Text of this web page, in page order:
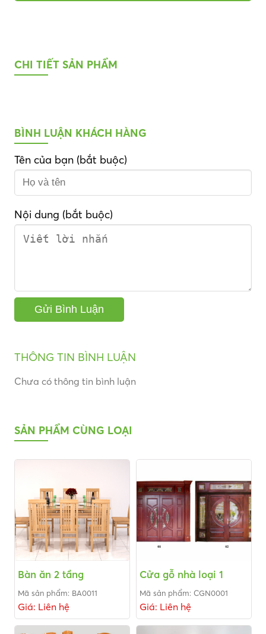
CHI TIẾT SẢN PHẨM
BÌNH LUẬN KHÁCH HÀNG
Tên của bạn (bắt buộc)
Nội dung (bắt buộc)
THÔNG TIN BÌNH LUẬN
Chưa có thông tin bình luận
SẢN PHẨM CÙNG LOẠI
Bàn ăn 2 tầng
Mã sản phẩm: BA0011
Giá: Liên hệ
Cửa gỗ nhà loại 1
Mã sản phẩm: CGN0001
Giá: Liên hệ